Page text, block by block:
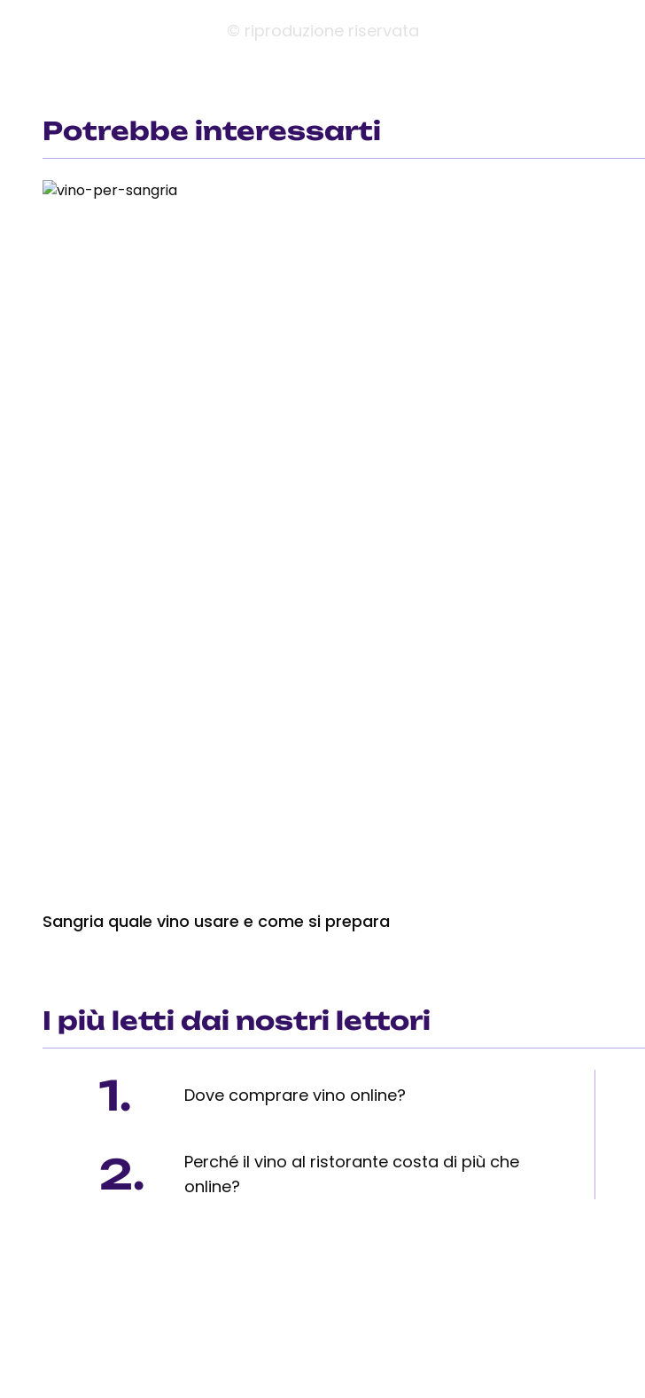
© riproduzione riservata
Potrebbe interessarti
Sangria quale vino usare e come si prepara
I più letti dai nostri lettori
1. Dove comprare vino online?
2.
Perché il vino al ristorante costa di più che
online?